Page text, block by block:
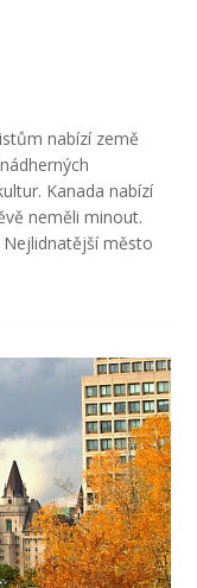
nabízí země
Kanada nabízí
neměli minout.
město